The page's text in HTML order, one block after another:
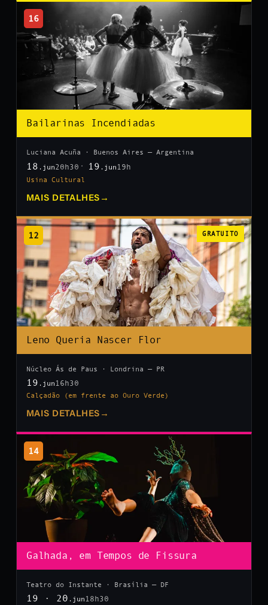
16
Bailarinas Incendiadas
Luciana Acuña · Buenos Aires — Argentina
18 .jun20h30 19 .jun 19h
Usina Cultural
MAIS DETALHES →
12 GRATUITO
Leno Queria Nascer Flor
Núcleo Ás de Paus · Londrina — PR
19 .jun 16h30
Calçadão (em frente ao Ouro Verde)
MAIS DETALHES →
14
Galhada, em Tempos de Fissura
Teatro do Instante · Brasília — DF
19 · 20 .jun 18h30